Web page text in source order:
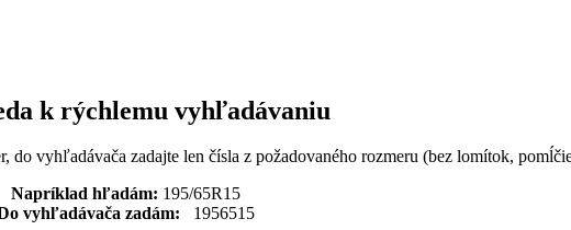
k rýchlemu vyhľadávaniu
vyhľadávača zadajte len čísla z požadovaného rozmeru (bez lomítok,
Napríklad hľadám: 195/65R15
vyhľadávača zadám: 1956515